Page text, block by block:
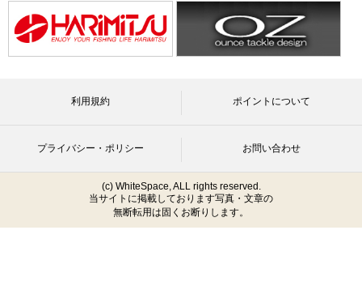
利用規約 ポイントについて
プライバシー・ポリシー お問い合わせ
(c) WhiteSpace, ALL rights reserved.
当サイトに掲載しております写真・文章の
無断転用は固くお断りします。